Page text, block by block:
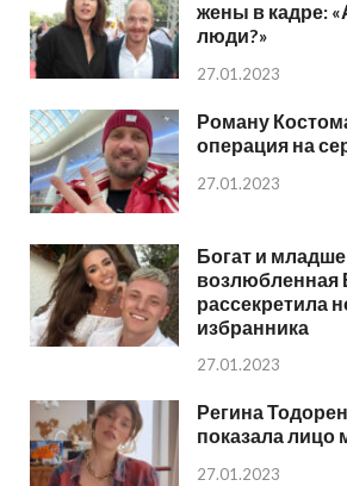
жены в кадре:
люди?»
27.01.2023
Роману
операция на
27.01.2023
Богат и младше
возлюбленная
рассекретила
избранника
27.01.2023
Регина
показала лицо
27.01.2023